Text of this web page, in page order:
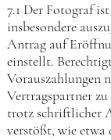
7.1 Der Fotograf
insbesondere
Antrag auf
einstellt.
Vorauszahlungen
Vertragspartner
trotz schriftlicher
verstößt, wie